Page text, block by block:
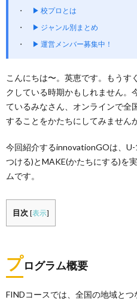
▶ 校プロとは
▶ ジャンル別まとめ
▶ 運営メンバー募集中！
こんにちは〜。英恵です。もうす
クしている時期かもしれません。
ているみなさん、オンラインで全
することをかたちにしてみません
今回紹介するinnovationGOは、
つける)とMAKE(かたちにする)を
ムです。
目次 [表示]
プログラム概要
FINDコースでは、全国の地域と